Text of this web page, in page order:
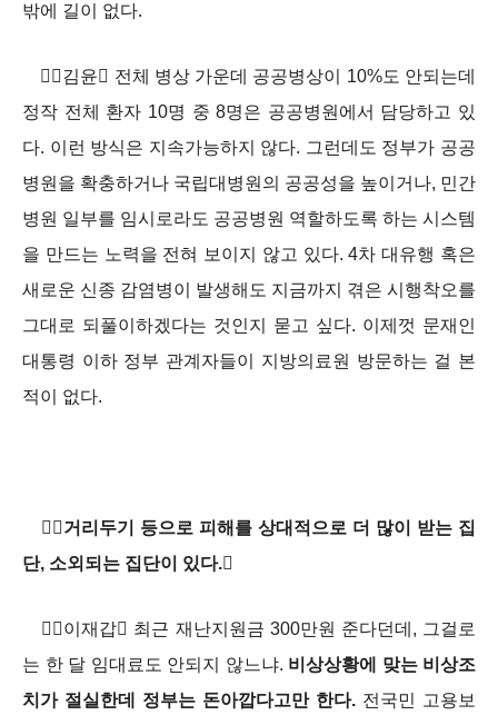
밖에 길이 없다.
김윤 전체 병상 가운데 공공병상이 10%도 안되는데
정작 전체 환자 10명 중 8명은 공공병원에서 담당하고 있
다. 이런 방식은 지속가능하지 않다. 그런데도 정부가 공공
병원을 확충하거나 국립대병원의 공공성을 높이거나, 민간
병원 일부를 임시로라도 공공병원 역할하도록 하는 시스템
을 만드는 노력을 전혀 보이지 않고 있다. 4차 대유행 혹은
새로운 신종 감염병이 발생해도 지금까지 겪은 시행착오를
그대로 되풀이하겠다는 것인지 묻고 싶다. 이제껏 문재인
대통령 이하 정부 관계자들이 지방의료원 방문하는 걸 본
적이 없다.
거리두기 등으로 피해를 상대적으로 더 많이 받는 집
단, 소외되는 집단이 있다.
이재갑 최근 재난지원금 300만원 준다던데, 그걸로
는 한 달 임대료도 안되지 않느냐. 비상상황에 맞는 비상조
치가 절실한데 정부는 돈아깝다고만 한다. 전국민 고용보